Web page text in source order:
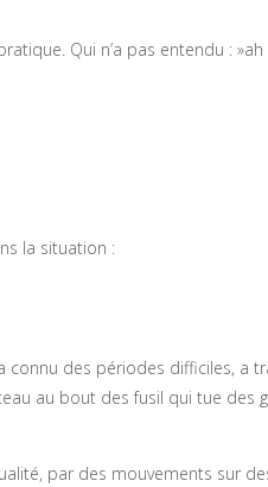
Qui n’a pas entendu :
la situation :
connu des périodes difficiles, a
au bout des fusil qui tue des
par des mouvements sur